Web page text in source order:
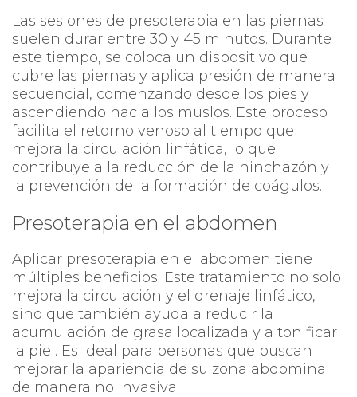
Las sesiones de presoterapia en las piernas
suelen durar entre 30 y 45 minutos. Durante
este tiempo, se coloca un dispositivo que
cubre las piernas y aplica presión de manera
secuencial, comenzando desde los pies y
ascendiendo hacia los muslos. Este proceso
facilita el retorno venoso al tiempo que
mejora la circulación linfática, lo que
contribuye a la reducción de la hinchazón y
la prevención de la formación de coágulos.
Presoterapia en el abdomen
Aplicar presoterapia en el abdomen tiene
múltiples beneficios. Este tratamiento no solo
mejora la circulación y el drenaje linfático,
sino que también ayuda a reducir la
acumulación de grasa localizada y a tonificar
la piel. Es ideal para personas que buscan
mejorar la apariencia de su zona abdominal
de manera no invasiva.